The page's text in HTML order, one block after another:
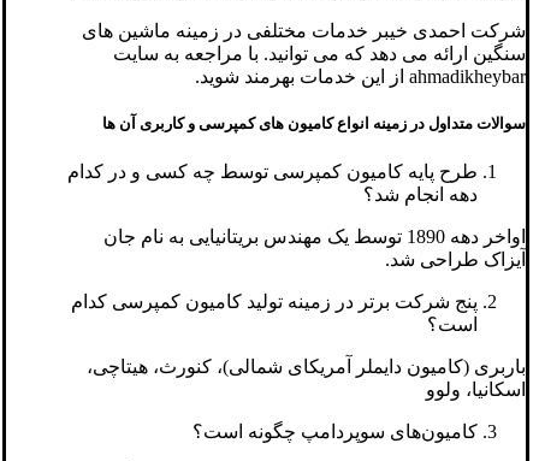
شرکت احمدی خیبر خدمات مختلفی در زمینه ماشین های
سنگین ارائه می دهد که می توانید. با مراجعه به سایت
ahmadikheybar از این خدمات بهرمند شوید.
سوالات متداول در زمینه انواع کامیون های کمپرسی و کاربری آن ها
طرح پایه کامیون کمپرسی توسط چه کسی و در کدام
دهه انجام شد؟
اواخر دهه 1890 توسط یک مهندس بریتانیایی به نام جان
آیزاک طراحی شد.
پنج شرکت برتر در زمینه تولید کامیون کمپرسی کدام
است؟
باربری (کامیون دایملر آمریکای شمالی)، کنورث، هیتاچی،
اسکانیا، ولوو
کامیون‌های سوپردامپ چگونه است؟